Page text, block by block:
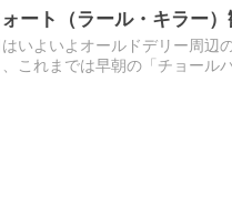
ォート（ラール・キラー
いよいよオールドデリー周辺
これまでは早朝の「チョール